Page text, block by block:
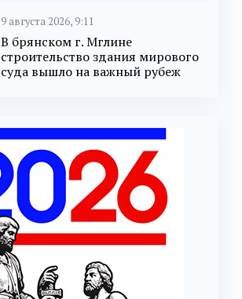
9 августа 2026, 9:11
В брянском г. Мглине
строительство здания мирового
суда вышло на важный рубеж